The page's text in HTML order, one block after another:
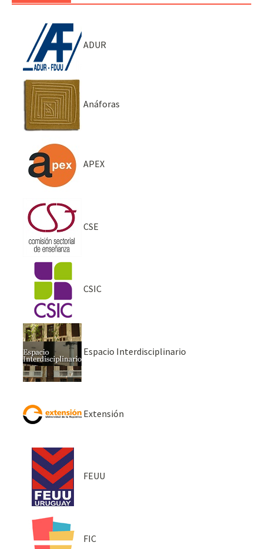
ADUR
Anáforas
APEX
CSE
CSIC
Espacio Interdisciplinario
Extensión
FEUU
FIC